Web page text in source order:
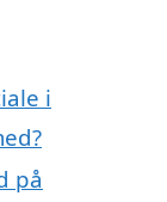
i
på